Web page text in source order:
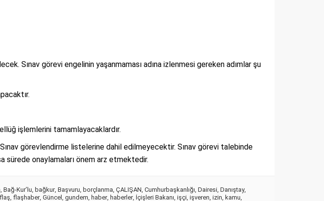
Sınav görevi engelinin yaşanmaması adına izlenmesi gereken adımlar şu
işlemlerini tamamlayacaklardır.
görevlendirme listelerine dahil edilmeyecektir. Sınav görevi talebinde
sürede onaylamaları önem arz etmektedir.
, Bağ-Kur’lu, bağkur, Başvuru, borçlanma, ÇALIŞAN, Cumhurbaşkanlığı, Dairesi, Danıştay,
flaş, flaşhaber, Güncel , gundem, haber, haberler, İçişleri Bakanı, işçi, işveren, izin, kamu,